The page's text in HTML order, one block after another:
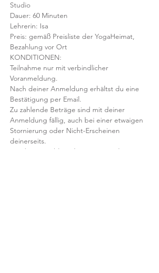
Studio
Dauer: 60 Minuten
Lehrerin: Isa
Preis: gemäß Preisliste der YogaHeimat,
Bezahlung vor Ort
KONDITIONEN:
Teilnahme nur mit verbindlicher
Voranmeldung.
Nach deiner Anmeldung erhältst du eine
Bestätigung per Email.
Zu zahlende Beträge sind mit deiner
Anmeldung fällig, auch bei einer etwaigen
Stornierung oder Nicht-Erscheinen
deinerseits.
Mit der Anmeldung bestätigst und